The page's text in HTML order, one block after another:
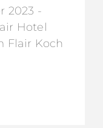
2023 -
Hotel
Flair Koch